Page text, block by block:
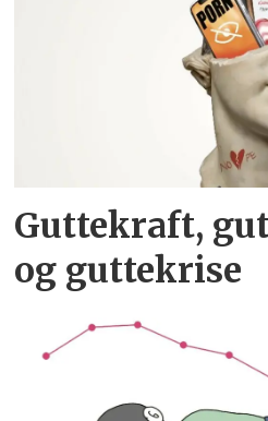
Guttekraft,
og guttekrise